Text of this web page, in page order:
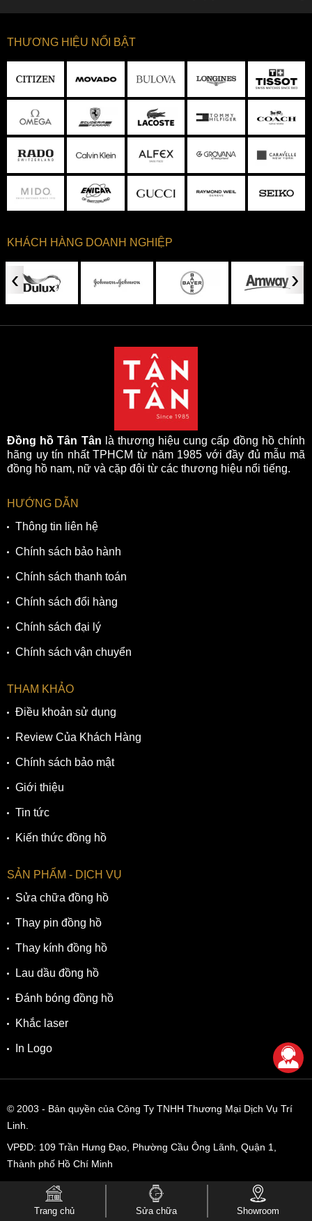
Trang chủ Sửa chữa Showroom
THƯƠNG HIỆU NỔI BẬT
KHÁCH HÀNG DOANH NGHIỆP
‹ ›
Đồng hồ Tân Tân là thương hiệu cung cấp đồng hồ chính
hãng uy tín nhất TPHCM từ năm 1985 với đầy đủ mẫu mã
đồng hồ nam, nữ và cặp đôi từ các thương hiệu nổi tiếng.
HƯỚNG DẪN
Thông tin liên hệ
Chính sách bảo hành
Chính sách thanh toán
Chính sách đổi hàng
Chính sách đại lý
Chính sách vận chuyển
THAM KHẢO
Điều khoản sử dụng
Review Của Khách Hàng
Chính sách bảo mật
Giới thiệu
Tin tức
Kiến thức đồng hồ
SẢN PHẨM - DỊCH VỤ
Sửa chữa đồng hồ
Thay pin đồng hồ
Thay kính đồng hồ
Lau dầu đồng hồ
Đánh bóng đồng hồ
Khắc laser
In Logo
© 2003 - Bản quyền của Công Ty TNHH Thương Mại Dịch Vụ Trí
Linh.
VPĐD: 109 Trần Hưng Đạo, Phường Cầu Ông Lãnh, Quận 1,
Thành phố Hồ Chí Minh
MST: 0303078213 Cấp ngày: 22/10/2003 Nơi cấp: Thành phố Hồ
Chí Minh